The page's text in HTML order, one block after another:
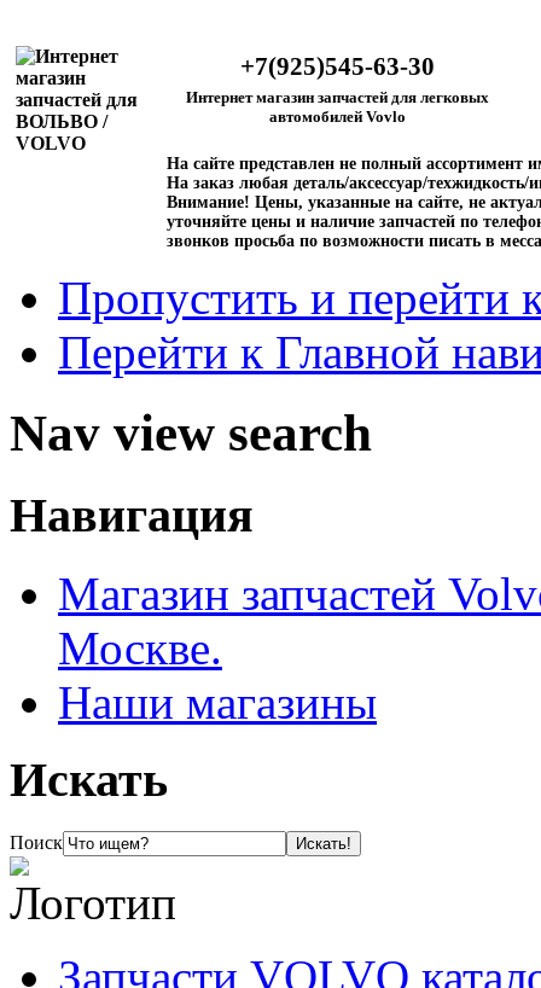
+7(925)545-63-30
Интернет магазин запчастей для легковых
автомобилей Vovlo
На сайте представлен не полный ассортимент
На заказ любая деталь/аксессуар/техжидкость/
Внимание! Цены, указанные на сайте, не
уточняйте цены и наличие запчастей по
звонков просьба по возможности писать в
Пропустить и перейти
Перейти к Главной
Nav view search
Навигация
Магазин запчастей
Москве.
Наши магазины
Искать
Поиск
Запчасти VOLVO